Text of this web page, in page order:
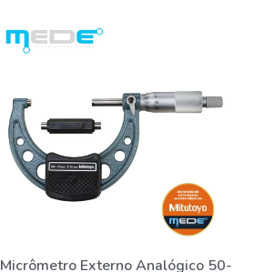
Micrômetro Externo Analógico 50-